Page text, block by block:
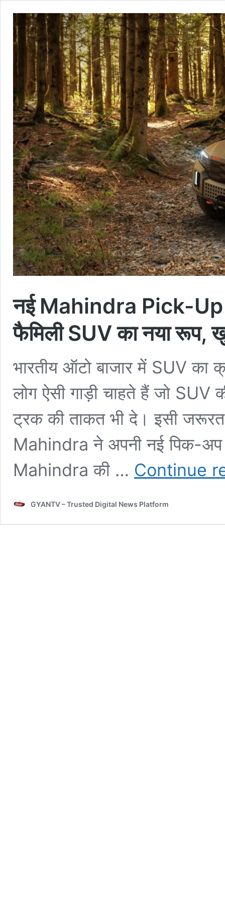
नई Mahindra Pick-
फैमिली SUV का नया रूप,
भारतीय ऑटो बाजार में SUV
लोग ऐसी गाड़ी चाहते हैं जो
ट्रक की ताकत भी दे। इसी
Mahindra ने अपनी नई पिक-
Mahindra की … Continue
GYANTV – Trusted Digital News Platform